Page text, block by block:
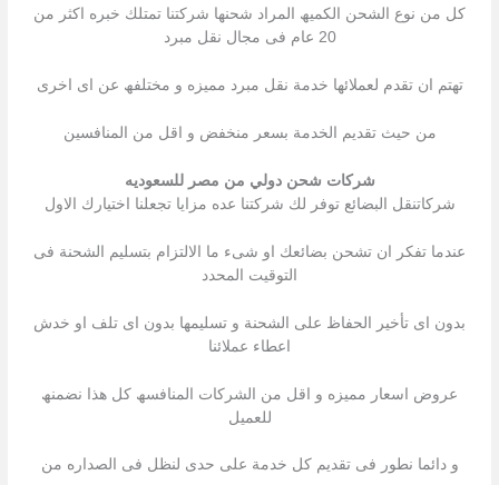
كل من نوع الشحن الكمیھ المراد شحنھا شركتنا تمتلك خبره اكثر من
20 عام فى مجال نقل مبرد
تھتم ان تقدم لعملائھا خدمة نقل مبرد ممیزه و مختلفھ عن اى اخرى
من حیث تقدیم الخدمة بسعر منخفض و اقل من المنافسین
شركات شحن دولي من مصر للسعوديه
شركاتنقل البضائع توفر لك شركتنا عده مزایا تجعلنا اختیارك الاول
عندما تفكر ان تشحن بضائعك او شىء ما الالتزام بتسلیم الشحنة فى
التوقیت المحدد
بدون اى تأخیر الحفاظ على الشحنة و تسلیمھا بدون اى تلف او خدش
اعطاء عملائنا
عروض اسعار ممیزه و اقل من الشركات المنافسھ كل ھذا نضمنھ
للعمیل
و دائما نطور فى تقدیم كل خدمة على حدى لنظل فى الصداره من